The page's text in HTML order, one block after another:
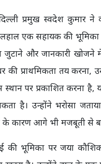
प्रमुख स्वदेश कुमार ने
एक सहायक की भूमिका
जुटाने और जानकारी
प्राथमिकता तय करना,
पर प्रकाशित करना
है। उन्होंने भरोसा
के कारण आगे भी मजबूती से
की भूमिका पर जया